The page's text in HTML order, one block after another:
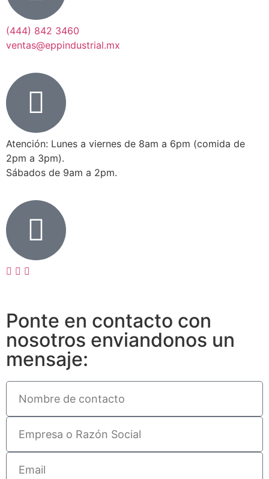
(444) 842 3460
ventas@eppindustrial.mx
Atención: Lunes a viernes de 8am a 6pm (comida de
2pm a 3pm).
Sábados de 9am a 2pm.
Ponte en contacto con
nosotros enviandonos un
mensaje: